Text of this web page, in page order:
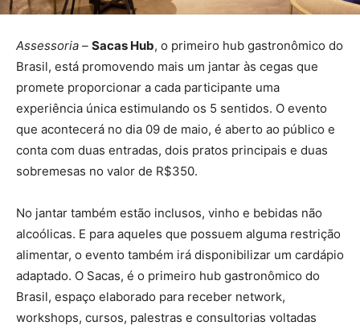
Assessoria – Sacas Hub, o primeiro hub gastronômico do
Brasil, está promovendo mais um jantar às cegas que
promete proporcionar a cada participante uma
experiência única estimulando os 5 sentidos. O evento
que acontecerá no dia 09 de maio, é aberto ao público e
conta com duas entradas, dois pratos principais e duas
sobremesas no valor de R$350.
No jantar também estão inclusos, vinho e bebidas não
alcoólicas. E para aqueles que possuem alguma restrição
alimentar, o evento também irá disponibilizar um cardápio
adaptado. O Sacas, é o primeiro hub gastronômico do
Brasil, espaço elaborado para receber network,
workshops, cursos, palestras e consultorias voltadas